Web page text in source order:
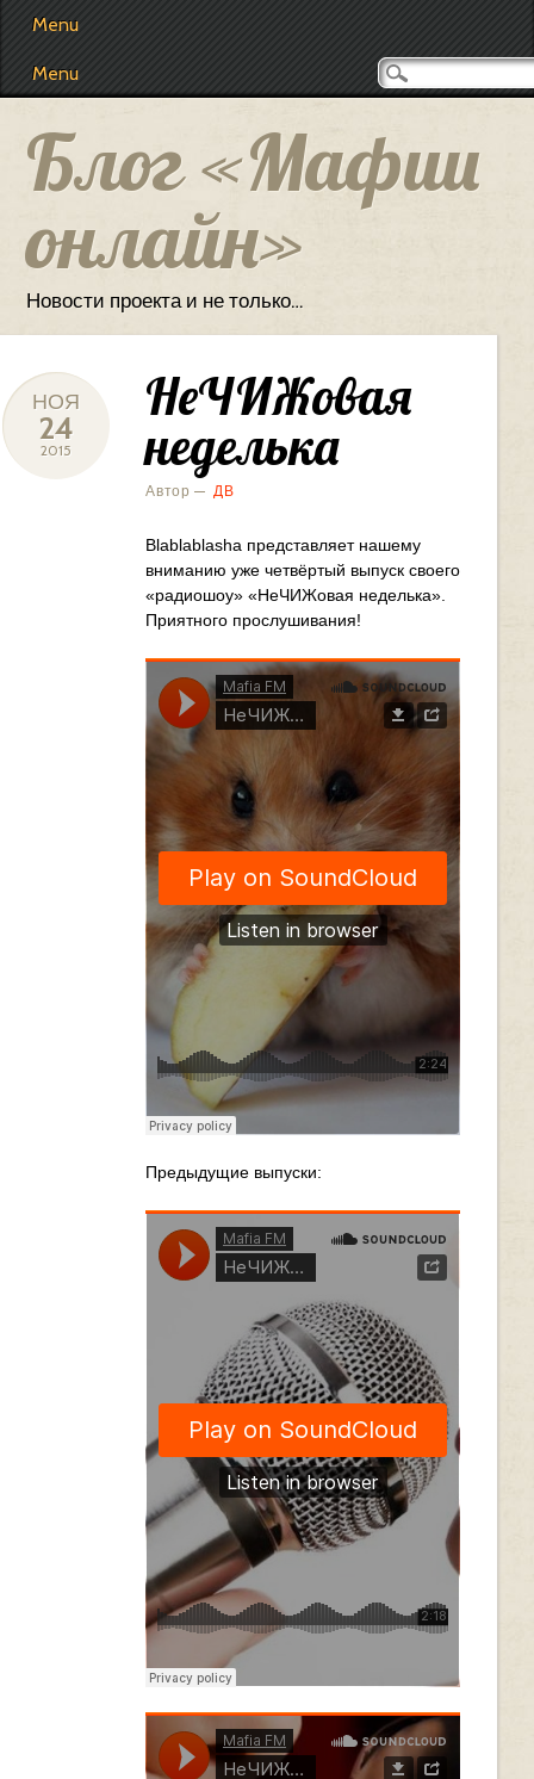
Main menu
Menu
Menu
Блог «Мафии
онлайн»
Новости проекта и не только…
НОЯ
24
2015
НеЧИЖовая
неделька
Автор — ДВ
Blablablasha представляет нашему
вниманию уже четвёртый выпуск своего
«радиошоу» «НеЧИЖовая неделька».
Приятного прослушивания!
Предыдущие выпуски: